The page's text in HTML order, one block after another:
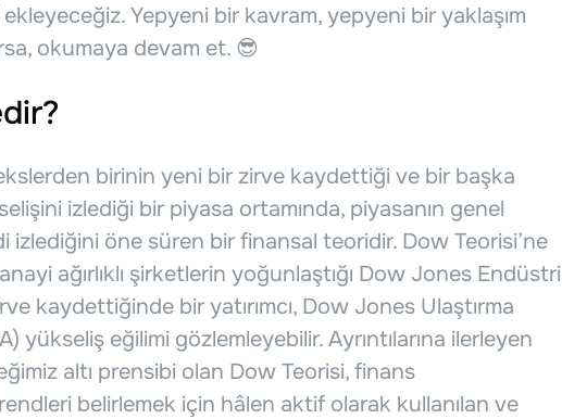
ekleyeceğiz. Yepyeni bir kavram, yepyeni bir yaklaşım
okumaya devam et. 😎
birinin yeni bir zirve kaydettiği ve bir başka
izlediği bir piyasa ortamında, piyasanın genel
izlediğini öne süren bir finansal teoridir. Dow Teorisi’ne
ağırlıklı şirketlerin yoğunlaştığı Dow Jones Endüstri
kaydettiğinde bir yatırımcı, Dow Jones Ulaştırma
yükseliş eğilimi gözlemleyebilir. Ayrıntılarına ilerleyen
altı prensibi olan Dow Teorisi, finans
belirlemek için hâlen aktif olarak kullanılan ve